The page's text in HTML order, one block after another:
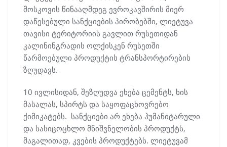
მოსკოვის წინააღმდეგ ევროკავშირის მიერ
დაწესებული სანქციების პირობებში, ლიეტუვა
თავისი ტერიტორიის გავლით რუსეთიდან
კალინინგრადის ოლქისკენ რუსეთში
წარმოებული პროდუქტის ტრანსპორტირების
ზღუდავს.
10 ივლისიდან, შეზღუდვა ეხება ცემენტს, ხის
მასალას, სპირტს და საყოფაცხოვრებო
ქიმიკატებს. სანქციები არ ეხება ჰუმანიტარული
და სასიცოცხლო მნიშვნელობის პროდუქტს,
მაგალითად, კვების პროდუქტებს. ლიეტუვამ